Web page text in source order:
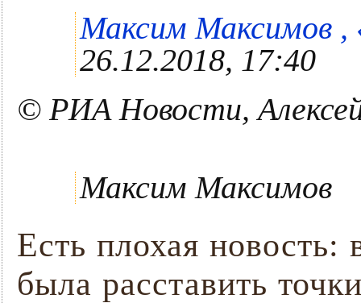
Максим Максимов ,
26.12.2018, 17:40
© РИА Новости,
Максим Максимов
Есть плохая новость:
была расставить